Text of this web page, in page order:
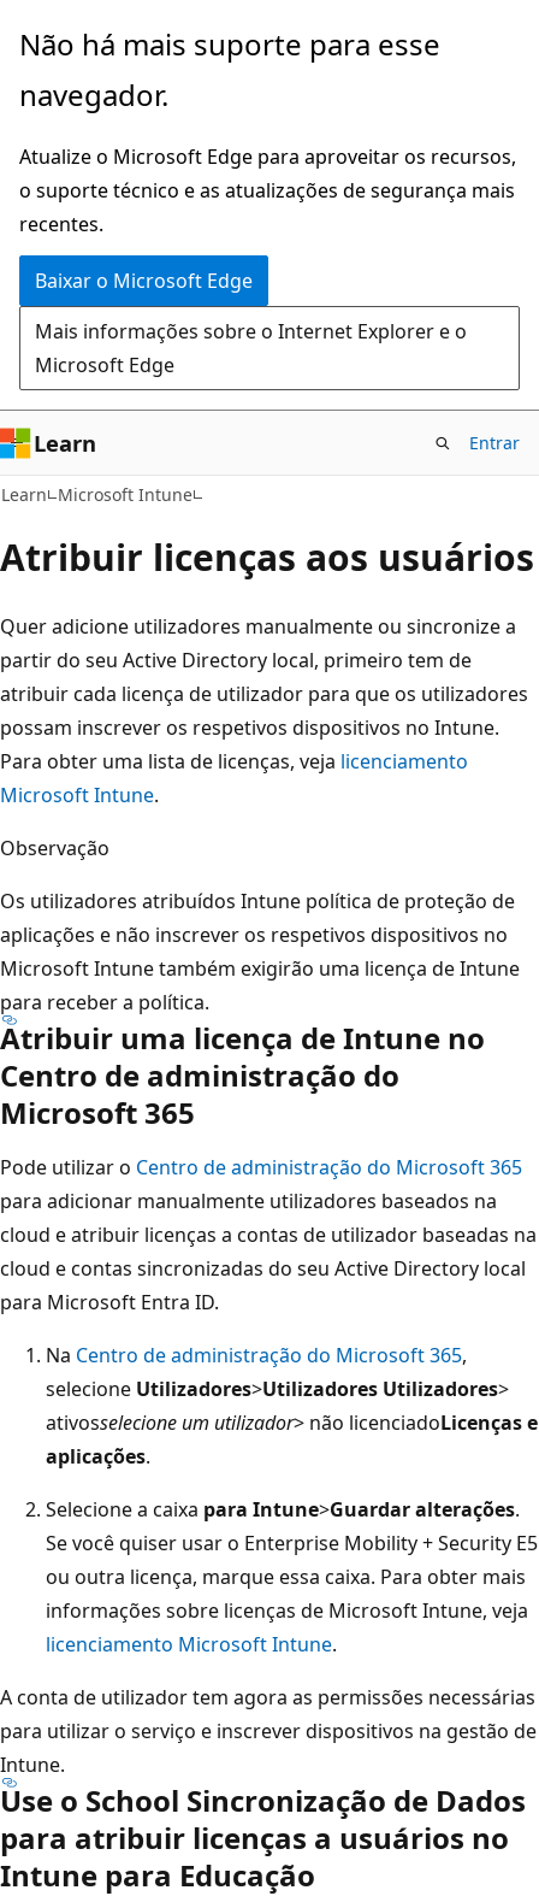
Pular
o
principal
Não há mais suporte para esse
navegador.
Atualize o Microsoft Edge para aproveitar os recursos,
o suporte técnico e as atualizações de segurança mais
recentes.
Baixar o Microsoft Edge
Mais informações sobre o Internet Explorer e o
Microsoft Edge
Learn Entrar
Learn Microsoft Intune
Atribuir licenças aos usuários
Quer adicione utilizadores manualmente ou sincronize a
partir do seu Active Directory local, primeiro tem de
atribuir cada licença de utilizador para que os utilizadores
possam inscrever os respetivos dispositivos no Intune.
Para obter uma lista de licenças, veja licenciamento
Microsoft Intune.
Observação
Os utilizadores atribuídos Intune política de proteção de
aplicações e não inscrever os respetivos dispositivos no
Microsoft Intune também exigirão uma licença de Intune
para receber a política.
Atribuir uma licença de Intune no
Centro de administração do
Microsoft 365
Pode utilizar o Centro de administração do Microsoft 365
para adicionar manualmente utilizadores baseados na
cloud e atribuir licenças a contas de utilizador baseadas na
cloud e contas sincronizadas do seu Active Directory local
para Microsoft Entra ID.
Na Centro de administração do Microsoft 365,
selecione Utilizadores>Utilizadores Utilizadores>
ativosselecione um utilizador> não licenciadoLicenças e
aplicações.
Selecione a caixa para Intune>Guardar alterações.
Se você quiser usar o Enterprise Mobility + Security E5
ou outra licença, marque essa caixa. Para obter mais
informações sobre licenças de Microsoft Intune, veja
licenciamento Microsoft Intune.
A conta de utilizador tem agora as permissões necessárias
para utilizar o serviço e inscrever dispositivos na gestão de
Intune.
Use o School Sincronização de Dados
para atribuir licenças a usuários no
Intune para Educação